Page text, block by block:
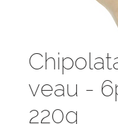
veau -
220g